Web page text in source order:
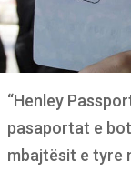
“Henley
pasaportat e
mbajtësit e tyre